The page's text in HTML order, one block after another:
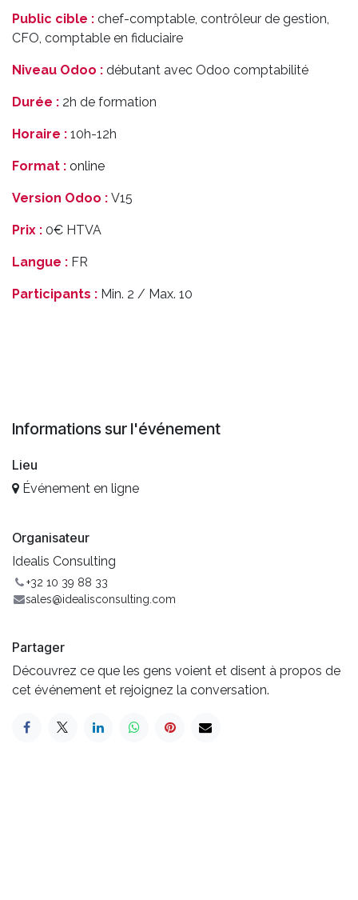
Public cible : chef-comptable, contrôleur de gestion,
CFO, comptable en fiduciaire
Niveau Odoo : débutant avec Odoo comptabilité
Durée : 2h de formation
Horaire : 10h-12h
Format : online
Version Odoo : V15
Prix : 0€ HTVA
Langue : FR
Participants : Min. 2 / Max. 10
Informations sur l'événement
Lieu
Événement en ligne
Organisateur
Idealis Consulting
+32 10 39 88 33
sales@idealisconsulting.com
Partager
Découvrez ce que les gens voient et disent à propos de
cet événement et rejoignez la conversation.